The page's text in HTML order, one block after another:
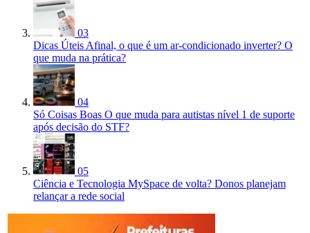
03
Dicas Úteis Afinal, o que é um ar-condicionado inverter? O
que muda na prática?
04
Só Coisas Boas O que muda para autistas nível 1 de suporte
após decisão do STF?
05
Ciência e Tecnologia MySpace de volta? Donos planejam
relançar a rede social